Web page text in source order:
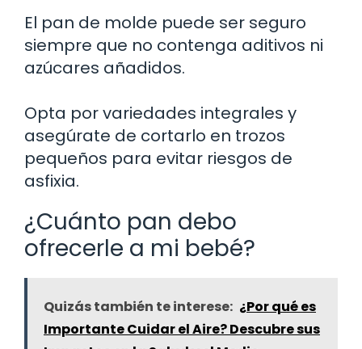
El pan de molde puede ser seguro
siempre que no contenga aditivos ni
azúcares añadidos.
Opta por variedades integrales y
asegúrate de cortarlo en trozos
pequeños para evitar riesgos de
asfixia.
¿Cuánto pan debo
ofrecerle a mi bebé?
Quizás también te interese: ¿Por qué es
Importante Cuidar el Aire? Descubre sus